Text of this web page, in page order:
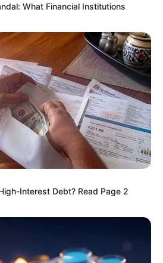
Why These 9 Actors Left
What Financial Institutions
Interest Debt? Read Page 2